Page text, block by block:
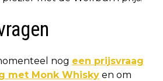
nog een prijsvraag
met Monk Whisky en om